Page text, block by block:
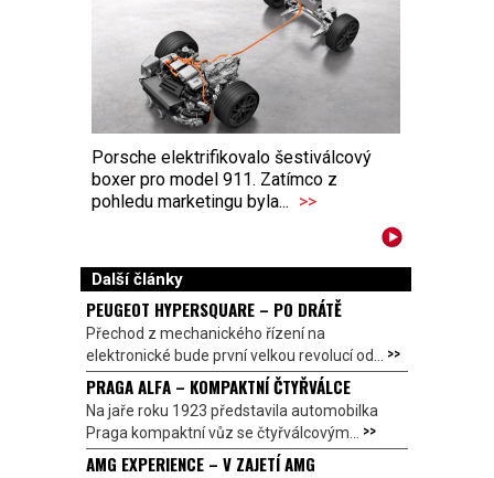
Porsche elektrifikovalo šestiválcový
boxer pro model 911. Zatímco z
pohledu marketingu byla... >>
Další články
PEUGEOT HYPERSQUARE – PO DRÁTĚ
Přechod z mechanického řízení na
elektronické bude první velkou revolucí od... >>
PRAGA ALFA – KOMPAKTNÍ ČTYŘVÁLCE
Na jaře roku 1923 představila automobilka
Praga kompaktní vůz se čtyřválcovým... >>
AMG EXPERIENCE – V ZAJETÍ AMG